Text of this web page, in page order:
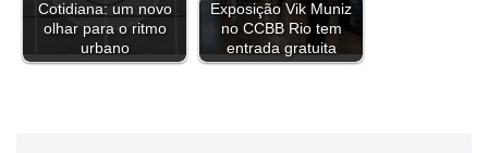
Cotidiana: um novo
olhar para o ritmo
urbano
Exposição Vik Muniz
no CCBB Rio tem
entrada gratuita